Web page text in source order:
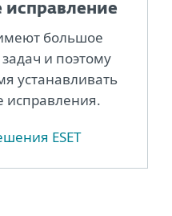
исправление
большое
и поэтому
устанавливать
исправления.
ESET